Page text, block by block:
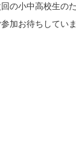
回の小中高校生の
参加お待ちしてい